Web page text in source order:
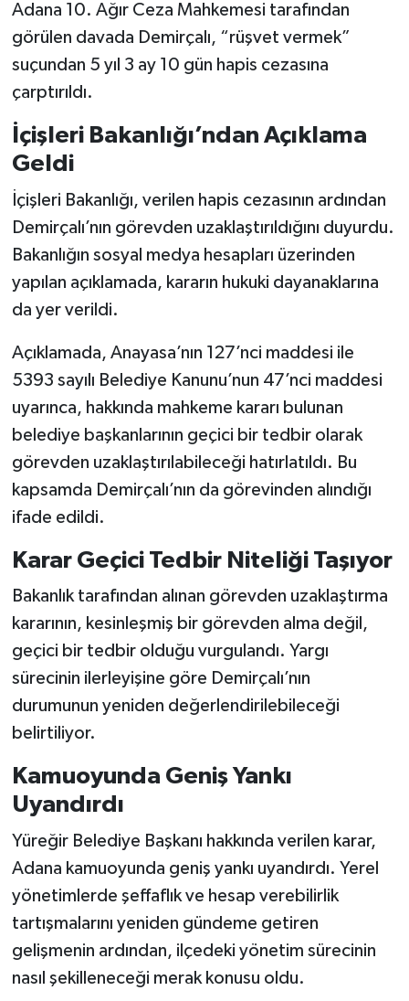
Adana 10. Ağır Ceza Mahkemesi tarafından
görülen davada Demirçalı, “rüşvet vermek”
suçundan 5 yıl 3 ay 10 gün hapis cezasına
çarptırıldı.
İçişleri Bakanlığı’ndan Açıklama
Geldi
İçişleri Bakanlığı, verilen hapis cezasının ardından
Demirçalı’nın görevden uzaklaştırıldığını duyurdu.
Bakanlığın sosyal medya hesapları üzerinden
yapılan açıklamada, kararın hukuki dayanaklarına
da yer verildi.
Açıklamada, Anayasa’nın 127’nci maddesi ile
5393 sayılı Belediye Kanunu’nun 47’nci maddesi
uyarınca, hakkında mahkeme kararı bulunan
belediye başkanlarının geçici bir tedbir olarak
görevden uzaklaştırılabileceği hatırlatıldı. Bu
kapsamda Demirçalı’nın da görevinden alındığı
ifade edildi.
Karar Geçici Tedbir Niteliği Taşıyor
Bakanlık tarafından alınan görevden uzaklaştırma
kararının, kesinleşmiş bir görevden alma değil,
geçici bir tedbir olduğu vurgulandı. Yargı
sürecinin ilerleyişine göre Demirçalı’nın
durumunun yeniden değerlendirilebileceği
belirtiliyor.
Kamuoyunda Geniş Yankı
Uyandırdı
Yüreğir Belediye Başkanı hakkında verilen karar,
Adana kamuoyunda geniş yankı uyandırdı. Yerel
yönetimlerde şeffaflık ve hesap verebilirlik
tartışmalarını yeniden gündeme getiren
gelişmenin ardından, ilçedeki yönetim sürecinin
nasıl şekilleneceği merak konusu oldu.